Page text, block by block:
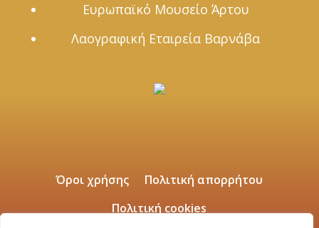
Ευρωπαϊκό Μουσείο Άρτου
Λαογραφική Εταιρεία Βαρνάβα
Όροι χρήσης
Πολιτική απορρήτου
Πολιτική cookies